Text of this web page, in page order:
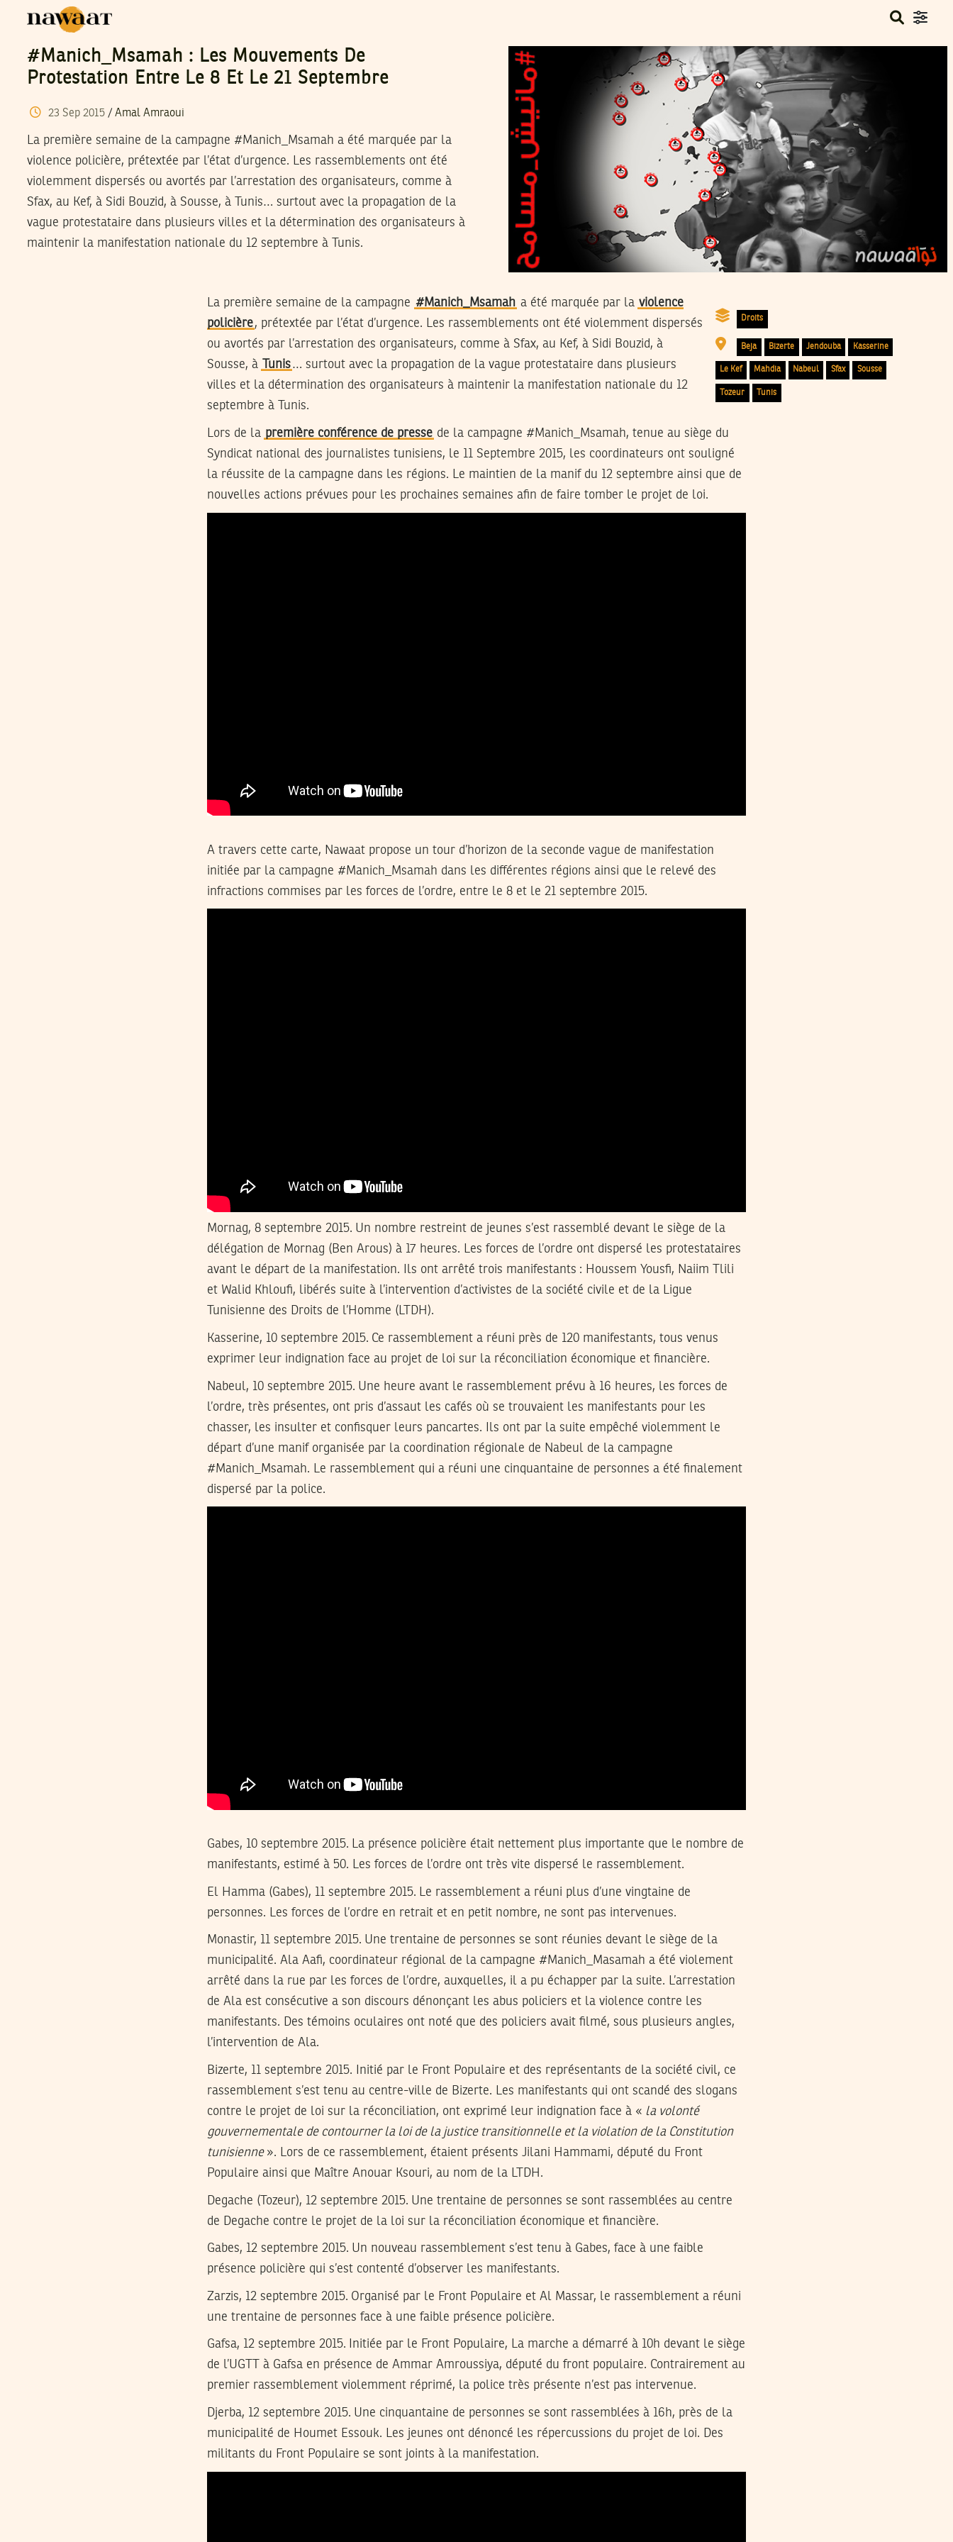
#Manich_Msamah : Les Mouvements De
Protestation Entre Le 8 Et Le 21 Septembre
23 Sep 2015/ Amal Amraoui
La première semaine de la campagne #Manich_Msamah a été marquée par la
violence policière, prétextée par l’état d’urgence. Les rassemblements ont été
violemment dispersés ou avortés par l’arrestation des organisateurs, comme à
Sfax, au Kef, à Sidi Bouzid, à Sousse, à Tunis… surtout avec la propagation de la
vague protestataire dans plusieurs villes et la détermination des organisateurs à
maintenir la manifestation nationale du 12 septembre à Tunis.
Droits
Beja Bizerte Jendouba Kasserine
Le Kef Mahdia Nabeul Sfax Sousse
Tozeur Tunis
La première semaine de la campagne #Manich_Msamah a été marquée par la violence
policière, prétextée par l’état d’urgence. Les rassemblements ont été violemment dispersés
ou avortés par l’arrestation des organisateurs, comme à Sfax, au Kef, à Sidi Bouzid, à
Sousse, à
Tunis… surtout avec la propagation de la vague protestataire dans plusieurs
villes et la détermination des organisateurs à maintenir la manifestation nationale du 12
septembre à Tunis.
Lors de la première conférence de presse de la campagne #Manich_Msamah, tenue au siège du
Syndicat national des journalistes tunisiens, le 11 Septembre 2015, les coordinateurs ont souligné
la réussite de la campagne dans les régions. Le maintien de la manif du 12 septembre ainsi que de
nouvelles actions prévues pour les prochaines semaines afin de faire tomber le projet de loi.
A travers cette carte, Nawaat propose un tour d’horizon de la seconde vague de manifestation
initiée par la campagne #Manich_Msamah dans les différentes régions ainsi que le relevé des
infractions commises par les forces de l’ordre, entre le 8 et le 21 septembre 2015.
Mornag, 8 septembre 2015. Un nombre restreint de jeunes s’est rassemblé devant le siège de la
délégation de Mornag (Ben Arous) à 17 heures. Les forces de l’ordre ont dispersé les protestataires
avant le départ de la manifestation. Ils ont arrêté trois manifestants : Houssem Yousfi, Naiim Tlili
et Walid Khloufi, libérés suite à l’intervention d’activistes de la société civile et de la Ligue
Tunisienne des Droits de l’Homme (LTDH).
Kasserine, 10 septembre 2015. Ce rassemblement a réuni près de 120 manifestants, tous venus
exprimer leur indignation face au projet de loi sur la réconciliation économique et financière.
Nabeul, 10 septembre 2015. Une heure avant le rassemblement prévu à 16 heures, les forces de
l’ordre, très présentes, ont pris d’assaut les cafés où se trouvaient les manifestants pour les
chasser, les insulter et confisquer leurs pancartes. Ils ont par la suite empêché violemment le
départ d’une manif organisée par la coordination régionale de Nabeul de la campagne
#Manich_Msamah. Le rassemblement qui a réuni une cinquantaine de personnes a été finalement
dispersé par la police.
Gabes, 10 septembre 2015. La présence policière était nettement plus importante que le nombre de
manifestants, estimé à 50. Les forces de l’ordre ont très vite dispersé le rassemblement.
El Hamma (Gabes), 11 septembre 2015. Le rassemblement a réuni plus d’une vingtaine de
personnes. Les forces de l’ordre en retrait et en petit nombre, ne sont pas intervenues.
Monastir, 11 septembre 2015. Une trentaine de personnes se sont réunies devant le siège de la
municipalité. Ala Aafi, coordinateur régional de la campagne #Manich_Masamah a été violement
arrêté dans la rue par les forces de l’ordre, auxquelles, il a pu échapper par la suite. L’arrestation
de Ala est consécutive a son discours dénonçant les abus policiers et la violence contre les
manifestants. Des témoins oculaires ont noté que des policiers avait filmé, sous plusieurs angles,
l’intervention de Ala.
Bizerte, 11 septembre 2015. Initié par le Front Populaire et des représentants de la société civil, ce
rassemblement s’est tenu au centre-ville de Bizerte. Les manifestants qui ont scandé des slogans
contre le projet de loi sur la réconciliation, ont exprimé leur indignation face à « la volonté
gouvernementale de contourner la loi de la justice transitionnelle et la violation de la Constitution
tunisienne». Lors de ce rassemblement, étaient présents Jilani Hammami, député du Front
Populaire ainsi que Maître Anouar Ksouri, au nom de la LTDH.
Degache (Tozeur), 12 septembre 2015. Une trentaine de personnes se sont rassemblées au centre
de Degache contre le projet de la loi sur la réconciliation économique et financière.
Gabes, 12 septembre 2015. Un nouveau rassemblement s’est tenu à Gabes, face à une faible
présence policière qui s’est contenté d’observer les manifestants.
Zarzis, 12 septembre 2015. Organisé par le Front Populaire et Al Massar, le rassemblement a réuni
une trentaine de personnes face à une faible présence policière.
Gafsa, 12 septembre 2015.
Initiée par le Front Populaire, La marche a démarré à 10h devant le siège
de l’UGTT à Gafsa en présence de Ammar Amroussiya, député du front populaire. Contrairement au
premier rassemblement violemment réprimé, la police très présente n’est pas intervenue.
Djerba, 12 septembre 2015. Une cinquantaine de personnes se sont rassemblées à 16h, près de la
municipalité de Houmet Essouk. Les jeunes ont dénoncé les répercussions du projet de loi. Des
militants du Front Populaire se sont joints à la manifestation.